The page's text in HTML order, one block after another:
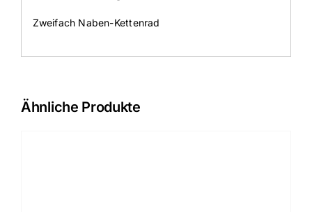
Zweifach Naben-Kettenrad
Ähnliche Produkte